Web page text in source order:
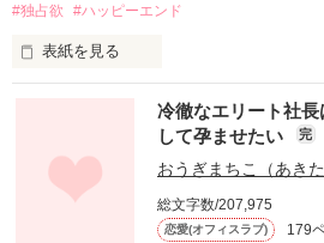
#独占欲
#ハッピーエンド
表紙を見る
幼なじみの哲平に淡い恋心を抱いてい
しかし、ある出来事をきっかけに二人
関係修復もできないまま、美桜は両親
引っ越すことになり、哲平とも離れ離
冷徹なエリート社
して孕ませたい
完
おうぎまちこ（あきた
総文字数/207,975
恋愛(オフィスラブ) 179